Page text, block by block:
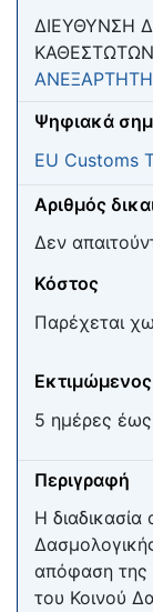
ΔΙΕΥΘΥΝΣΗ
Ψηφιακά
EU Customs
Αριθμός
Δεν
Κόστος
Παρέχεται
5 ημέρες
Περιγραφή
Η
απόφαση της
του Κοινού